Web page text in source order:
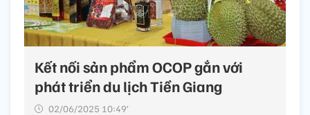
Kết nối sản phẩm OCOP gắn với
phát triển du lịch Tiền Giang
02/06/2025 10:49’